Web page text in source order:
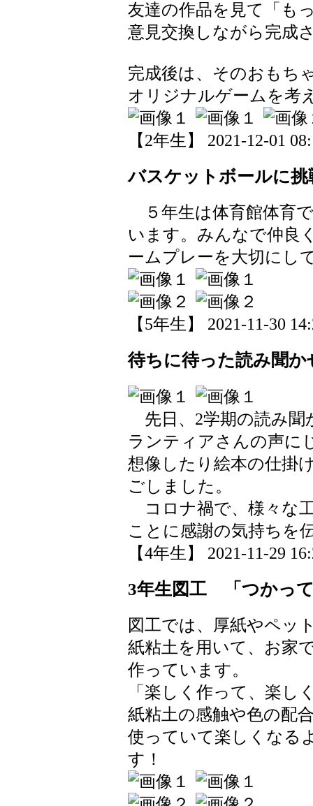
友達の作品を見て「も
意見交換しながら完成
完成後は、そのおもち
オリジナルゲームを考
【2年生】 2021-12-01
バスケットボールに挑
５年生は体育館体育
います。みんなで仲良
ームプレーを大切にし
【5年生】 2021-11-30
待ちに待った読み聞か
先日、2学期の読み聞
ランティアさんの声に
想像したり絵本の仕掛
ごしました。
コロナ禍で、様々な
ことに感謝の気持ちを
【4年生】 2021-11-29
3年生図工 「つかっ
図工では、厚紙やペッ
紙粘土を用いて、お家
作っています。
「楽しく作って、楽し
紙粘土の感触や色の配
使っていて楽しくなる
す！